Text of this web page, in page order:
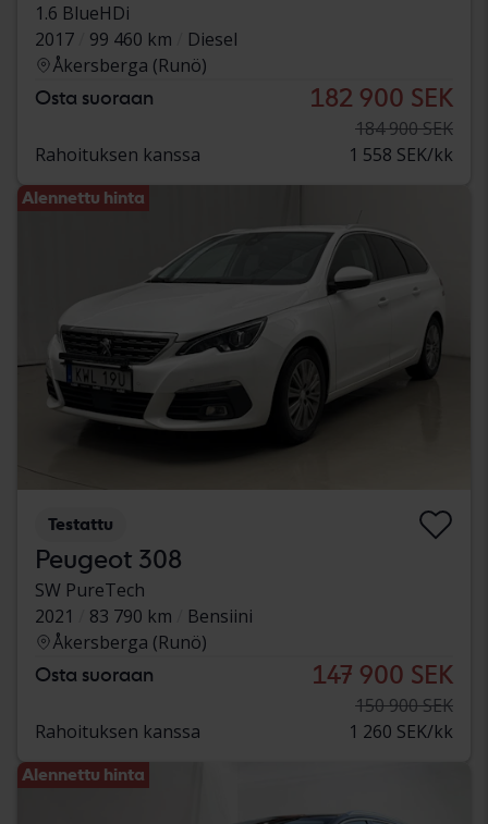
1.6 BlueHDi
2017
99 460 km
Diesel
Åkersberga (Runö)
Osta suoraan 182 900 SEK
184 900 SEK
Rahoituksen kanssa
1 558 SEK/kk
Alennettu hinta
Testattu
Peugeot 308
SW PureTech
2021
83 790 km
Bensiini
Åkersberga (Runö)
Osta suoraan 147 900 SEK
150 900 SEK
Rahoituksen kanssa
1 260 SEK/kk
Alennettu hinta